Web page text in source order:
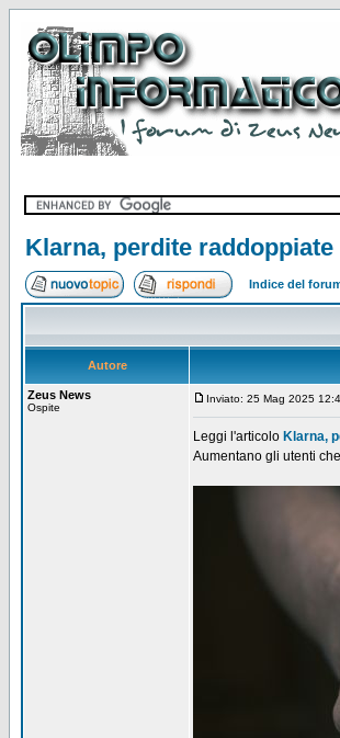
Klarna, perdite
Indice del
Autore
Zeus News
Ospite
Inviato: 25 Mag 2025
Leggi l'articolo Klarna,
Aumentano gli utenti